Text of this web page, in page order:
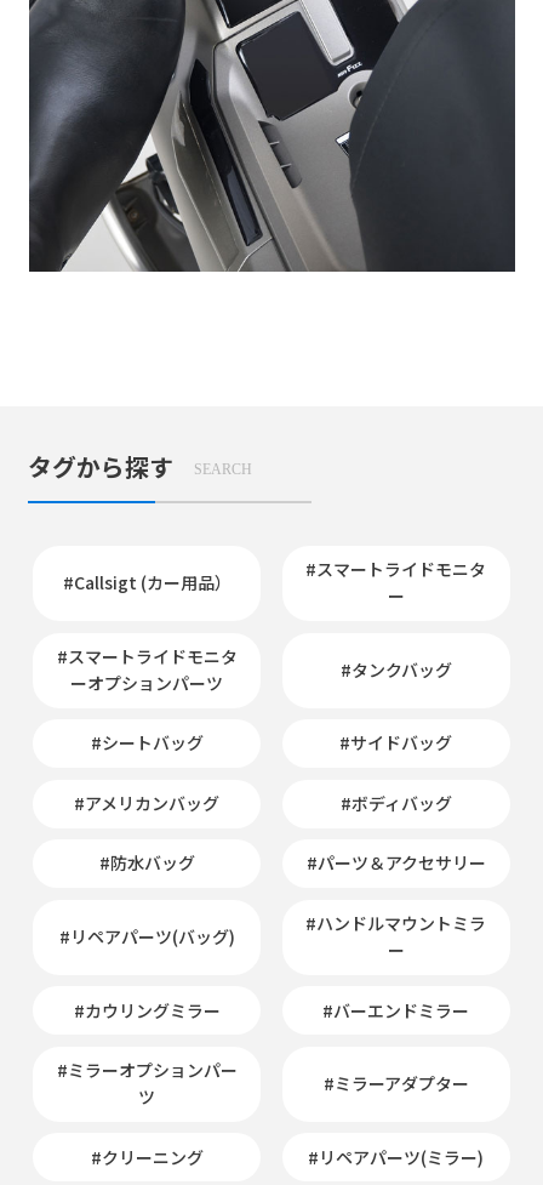
タグから探す SEARCH
#Callsigt (カー用品）
#スマートライドモニタ
ー
#スマートライドモニタ
ーオプションパーツ
#タンクバッグ
#シートバッグ #サイドバッグ
#アメリカンバッグ #ボディバッグ
#防水バッグ #パーツ＆アクセサリー
#リペアパーツ(バッグ)
#ハンドルマウントミラ
ー
#カウリングミラー #バーエンドミラー
#ミラーオプションパー
ツ
#ミラーアダプター
#クリーニング #リペアパーツ(ミラー)